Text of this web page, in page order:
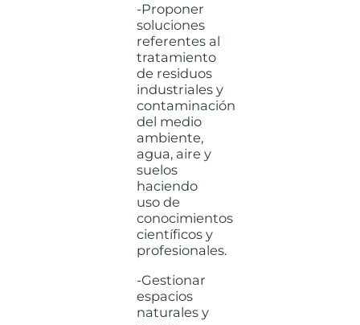
-Proponer
soluciones
referentes al
tratamiento
de residuos
industriales y
contaminación
del medio
ambiente,
agua, aire y
suelos
haciendo
uso de
conocimientos
científicos y
profesionales.
-Gestionar
espacios
naturales y